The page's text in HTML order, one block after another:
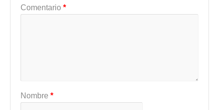
Comentario*
Nombre*